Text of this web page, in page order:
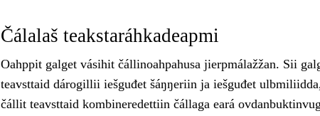
Čálalaš teakstaráhkadeapmi
Oahppit galget vásihit čállinoahpahusa jierpmálažžan. Sii
teavsttaid dárogillii iešguđet šáŋŋeriin ja iešguđet
čállit teavsttaid kombineredettiin čállaga eará